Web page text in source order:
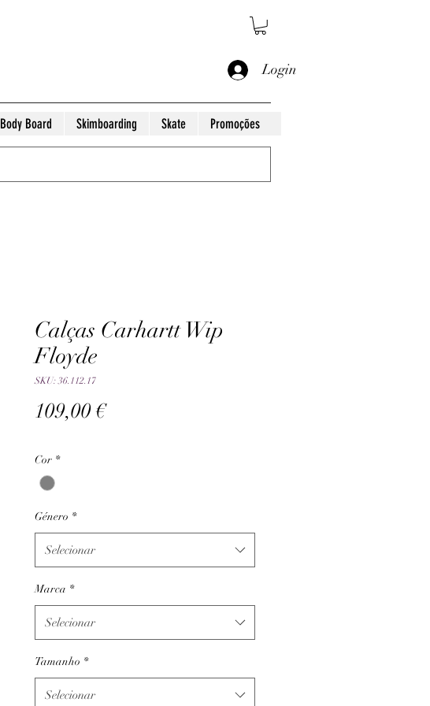
Login
Body Board Skimboarding Skate Promoções
Calças Carhartt Wip
Floyde
SKU: 36.112.17
109,00 €Preço
Cor *
Género *
Selecionar
Marca *
Selecionar
Tamanho *
Selecionar